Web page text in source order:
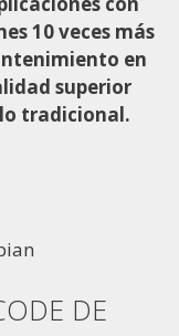
10 veces más
en
superior
tradicional.
DE